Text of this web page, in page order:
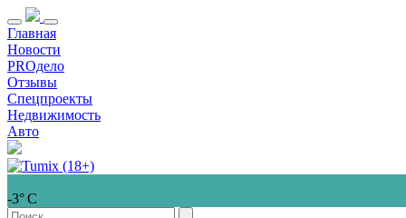
Главная
Новости
PROдело
Отзывы
Спецпроекты
Недвижимость
Авто
-3° С